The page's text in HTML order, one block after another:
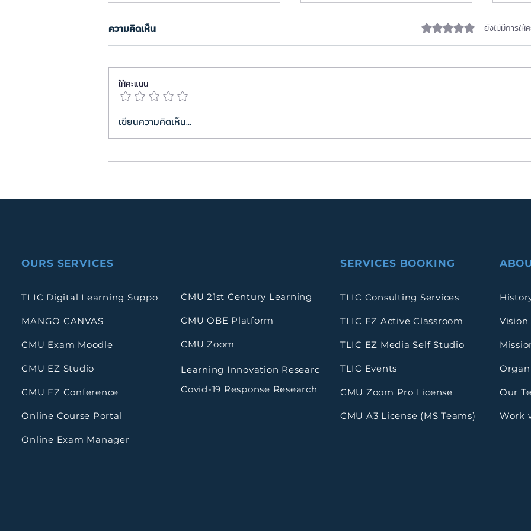
เปลี่ยน “การสอน” ให้เป็น “การ
เรียนรู้” : การแบ่งปัน
ร่วมแบ่งปันประสบการณ์โดย
การ
ความคิดเห็น ได้รับ 0 เต็ม 5 ดาวยังไม่มีการให้
ให้คะแนน
เขียนความคิดเห็น…
OURS SERVICES
TLIC Digital Learning Support
MANGO CANVAS
CMU Exam Moodle
CMU EZ Studio
CMU EZ Conference
Online Course Portal
Online Exam Manager
CMU 21st Century Learning
CMU OBE Platform
CMU Zoom
Learning Innovation Research
Covid-19 Response Research
SERVICES BOOKING
TLIC Consulting Services
TLIC EZ Active Classroom
TLIC EZ Media Self Studio
TLIC Events
CMU Zoom Pro License
CMU A3 License (MS Teams)
Vision
Our
Work